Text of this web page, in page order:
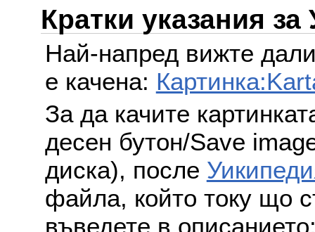
Кратки указания
Най-напред вижте
е качена:
За да качите
десен бутон/Save
диска), после
файла, който току що
въведете в